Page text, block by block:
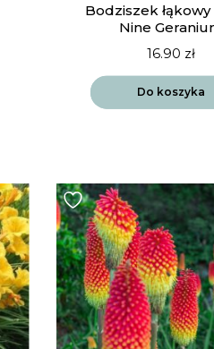
Bodziszek
Nine
16.90 zł
Do koszyka